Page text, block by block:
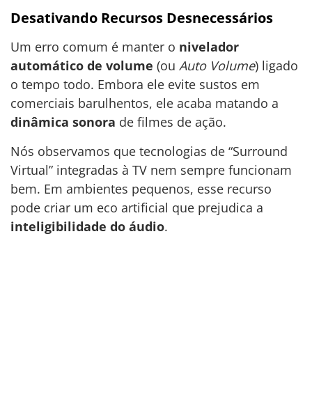
Desativando Recursos Desnecessários
Um erro comum é manter o nivelador
automático de volume (ou Auto Volume) ligado
o tempo todo. Embora ele evite sustos em
comerciais barulhentos, ele acaba matando a
dinâmica sonora de filmes de ação.
Nós observamos que tecnologias de “Surround
Virtual” integradas à TV nem sempre funcionam
bem. Em ambientes pequenos, esse recurso
pode criar um eco artificial que prejudica a
inteligibilidade do áudio.